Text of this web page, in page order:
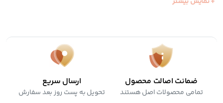
ضمانت اصالت محصول
تمامی محصولات اصل هستند
ارسال سریع
تحویل به پست روز بعد سفارش